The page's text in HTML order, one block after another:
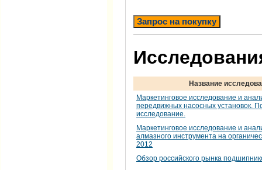
Запрос на покупку
Название
Маркетинговое исследование и
передвижных насосных установок.
исследование.
Маркетинговое исследование и
алмазного инструмента на
2012
Обзор российского рынка